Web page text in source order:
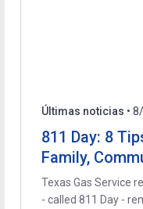
Últimas noticias •
811 Day: 8
Family,
Texas Gas Service
- called 811 Day -